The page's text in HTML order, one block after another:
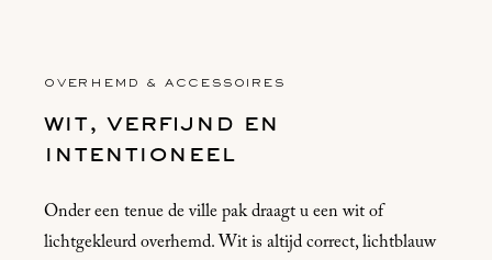
OVERHEMD & ACCESSOIRES
wit, verfijnd en
intentioneel
Onder een tenue de ville pak draagt u een wit of
lichtgekleurd overhemd. Wit is altijd correct, lichtblauw